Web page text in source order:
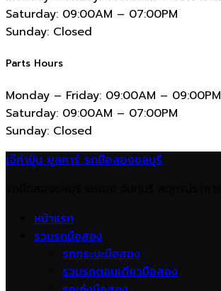
Saturday: 09:00AM – 07:00PM
Sunday: Closed
Parts Hours
Monday – Friday: 09:00AM – 09:00PM
Saturday: 09:00AM – 07:00PM
Sunday: Closed
เจ๊คำปุ่น ยูสคาร์ รถมือสองชลบุรี
หน้าแรก
รวมรถมือสอง
รถกระบะมือสอง
รวมรถตอนเดียวมือสอง